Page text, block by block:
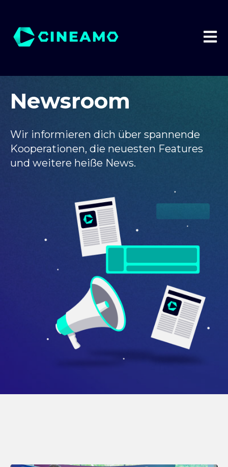
Newsroom
Wir informieren dich über spannende
Kooperationen, die neuesten Features
und weitere heiße News.